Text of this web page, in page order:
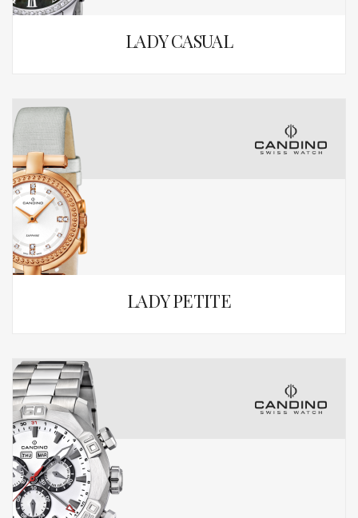
LADY CASUAL
LADY PETITE